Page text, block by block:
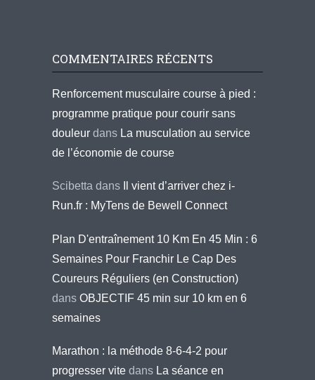
COMMENTAIRES RÉCENTS
Renforcement musculaire course à pied :
programme pratique pour courir sans
douleur dans La musculation au service
de l’économie de course
Scibetta dans
Il vient d’arriver chez i-
Run.fr : MyTens de Bewell Connect
Plan D'entraînement 10 Km En 45 Min : 6
Semaines Pour Franchir Le Cap Des
Coureurs Réguliers (en Construction)
dans OBJECTIF 45 min sur 10 km en 6
semaines
Marathon : la méthode 8-6-4-2 pour
progresser vite dans La séance en